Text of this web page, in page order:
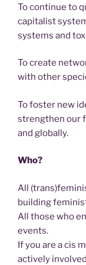
To continue to
capitalist
systems and
To create
with other
To foster new
strengthen our
and globally.
Who?
All
building
All those who
events.
If you are a cis
actively